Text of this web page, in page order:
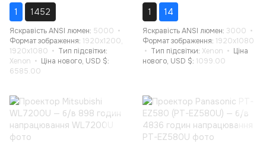
1 1452
Яскравість ANSI люмен 5000
Формат зображення 1920x1200,
1920x1080
Тип підсвітки
Xenon
Ціна нового, USD $
6585.00
1 14
Яскравість ANSI люмен 3000
Формат зображення 1920x1080
Тип підсвітки Xenon
Ціна
нового, USD $ 1099.00